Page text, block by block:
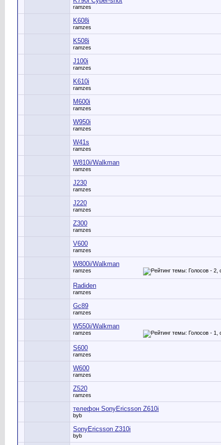
ramzes
K608i
ramzes
K508i
ramzes
J100i
ramzes
K610i
ramzes
M600i
ramzes
W950i
ramzes
W41s
ramzes
W810i/Walkman
ramzes
J230
ramzes
J220
ramzes
Z300
ramzes
V600
ramzes
W800i/Walkman
ramzes
Radiden
ramzes
Gc89
ramzes
W550i/Walkman
ramzes
S600
ramzes
W600
ramzes
Z520
ramzes
телефон SonyEricsson Z610i
byb
SonyEricsson Z310i
byb